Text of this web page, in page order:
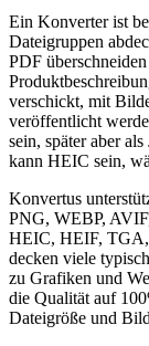
Ein Konverter ist
Dateigruppen
PDF
verschickt, mit
veröffentlicht
sein, später aber
kann HEIC sein,
Konvertus
PNG, WEBP,
HEIC, HEIF,
decken viele
zu Grafiken und
die Qualität auf
Dateigröße und